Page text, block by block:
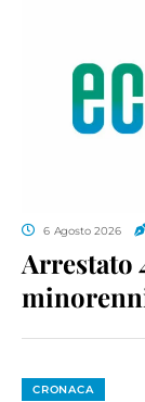
6 Agosto 2026
Arrestato
CRONACA